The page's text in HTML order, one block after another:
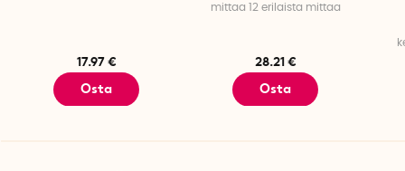
17.97 €
Osta
mittaa 12 erilaista mittaa
28.21 €
Osta